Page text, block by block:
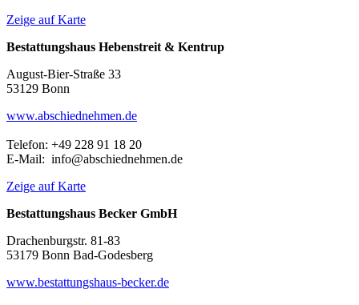
Zeige auf Karte
Bestattungshaus Hebenstreit & Kentrup
August-Bier-Straße 33
53129 Bonn
www.abschiednehmen.de
Telefon: +49 228 91 18 20
E-Mail: info@abschiednehmen.de
Zeige auf Karte
Bestattungshaus Becker GmbH
Drachenburgstr. 81-83
53179 Bonn Bad-Godesberg
www.bestattungshaus-becker.de